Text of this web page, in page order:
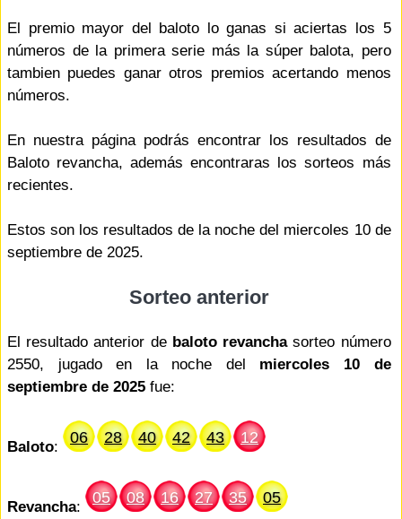
El premio mayor del baloto lo ganas si aciertas los 5
números de la primera serie más la súper balota, pero
tambien puedes ganar otros premios acertando menos
números.
En nuestra página podrás encontrar los resultados de
Baloto revancha, además encontraras los sorteos más
recientes.
Estos son los resultados de la noche del miercoles 10 de
septiembre de 2025.
Sorteo anterior
El resultado anterior de baloto revanchasorteo número
2550, jugado en la noche del miercoles 10 de
septiembre de 2025 fue:
Baloto:
06 28 40 42 43 12
Revancha:
05 08 16 27 35 05